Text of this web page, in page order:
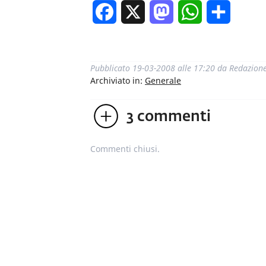
Facebook MastodonWhatsApp
Pubblicato 19-03-2008 alle 17:20 da
Archiviato in: Generale
3 commenti
Commenti chiusi.